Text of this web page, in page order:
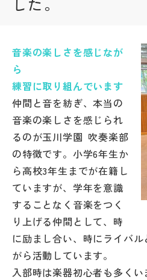
よみもの
学校からのお知らせ
学校HP最新情報
特集
NettyLandかわら版
お問い合わせ
音楽の楽しさを感じなが
ら
練習に取り組んでいます
仲間と音を紡ぎ、本当の
音楽の楽しさを感じられ
るのが玉川学園 吹奏楽部
の特徴です。小学6年生か
ら高校3年生までが在籍し
ていますが、学年を意識
することなく音楽をつく
り上げる仲間として、時
に励まし合い、時にライバ
がら活動しています。
入部時は楽器初心者も多く